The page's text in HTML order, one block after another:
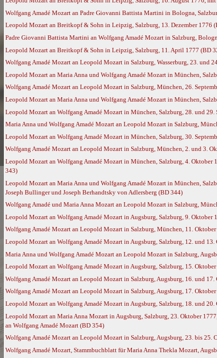
Wolfgang Amadé Mozart an Padre Giovanni Battista Martini in Bologna,
Leopold Mozart an Breitkopf & Sohn in Leipzig, Salzburg, 13. Dezember 1776
Padre Giovanni Battista Martini an Wolfgang Amadé Mozart in Salzburg,
Leopold Mozart an Breitkopf & Sohn in Leipzig, Salzburg, 11. April 1777 (BD
Wolfgang Amadé Mozart an Leopold Mozart in Salzburg, Wasserburg, 23. und
Leopold Mozart an Maria Anna und Wolfgang Amadé Mozart in München,
Wolfgang Amadé Mozart an Leopold Mozart in Salzburg, München, 26.
Leopold Mozart an Maria Anna und Wolfgang Amadé Mozart in München,
Leopold Mozart an Wolfgang Amadé Mozart in München, Salzburg, 28. und
Maria Anna und Wolfgang Amadé Mozart an Leopold Mozart in Salzburg,
Leopold Mozart an Wolfgang Amadé Mozart in München, Salzburg, 30.
Wolfgang Amadé Mozart an Leopold Mozart in Salzburg, München, 2. und 3.
Leopold Mozart an Wolfgang Amadé Mozart in München, Salzburg, 4.
343)
Leopold Mozart an Maria Anna und Wolfgang Amadé Mozart in München,
Joseph Bullinger und Joseph Berhandtsky von Adlersberg (BD 344)
Wolfgang Amadé und Maria Anna Mozart an Leopold Mozart in Salzburg,
Leopold Mozart an Wolfgang Amadé Mozart in Augsburg, Salzburg, 9. Oktober
Wolfgang Amadé Mozart an Leopold Mozart in Salzburg, München, 11.
Leopold Mozart an Wolfgang Amadé Mozart in Augsburg, Salzburg, 12. und
Maria Anna und Wolfgang Amadé Mozart an Leopold Mozart in Salzburg,
Leopold Mozart an Wolfgang Amadé Mozart in Augsburg, Salzburg, 15.
Wolfgang Amadé Mozart an Leopold Mozart in Salzburg, Augsburg, 16. und
Wolfgang Amadé Mozart an Leopold Mozart in Salzburg, Augsburg, 17.
Leopold Mozart an Wolfgang Amadé Mozart in Augsburg, Salzburg, 18. und
Leopold Mozart an Maria Anna Mozart in Augsburg, Salzburg, 23. Oktober
an Wolfgang Amadé Mozart (BD 354)
Wolfgang Amadé Mozart an Leopold Mozart in Salzburg, Augsburg, 23. bis
Wolfgang Amadé Mozart, Stammbuchblatt für Maria Anna Thekla Mozart,